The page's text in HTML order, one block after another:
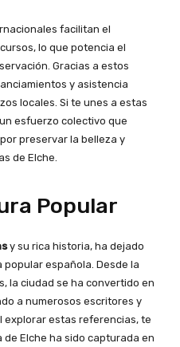
facilitan el
lo que potencia el
Gracias a estos
y asistencia
locales. Si te unes a estas
esfuerzo colectivo que
preservar la belleza y
de Elche.
Popular
y su rica historia, ha dejado
española. Desde la
la ciudad se ha convertido en
a numerosos escritores y
explorar estas referencias, te
Elche ha sido capturada en